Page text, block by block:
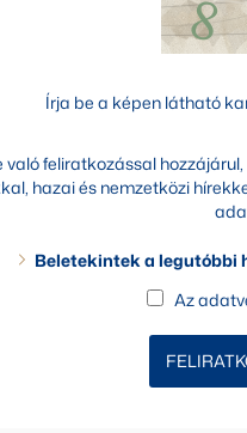
Írja be a képen látható
való feliratkozással
hazai és nemzetközi
Beletekintek a legutóbbi
Az